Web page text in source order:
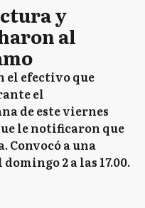
y
al
el efectivo que
el
de este viernes
le notificaron que
Convocó a una
2 a las 17.00.